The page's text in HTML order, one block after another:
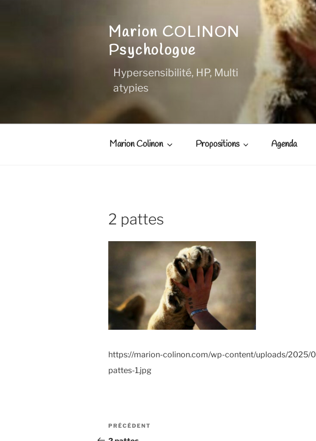
Marion COLINON
Psychologue
Hypersensibilité, HP, Multi
atypies
Marion Colinon Propositions Agenda
2 pattes
https://marion-colinon.com/wp-content/uploads/2025/
pattes-1.jpg
Navigation
Article
précédent
PRÉCÉDENT